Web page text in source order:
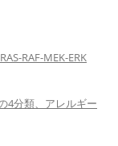
RAF-MEK-ERK
4分類、アレルギー